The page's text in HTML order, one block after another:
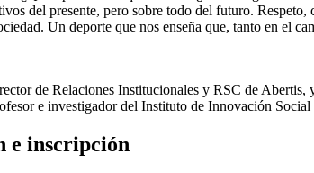
del presente, pero sobre todo del futuro.
Un deporte que nos enseña que, tanto en el
de Relaciones Institucionales y RSC de Abertis,
e investigador del Instituto de Innovación Social
e inscripción